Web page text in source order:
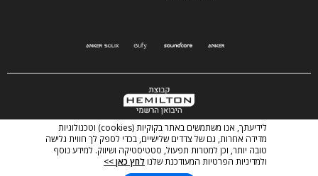
Powered by Blacknet.co.il
לידיעתך, אנו משתמשים באתר בקוקיות (cookies) וטכנולוגיות
מדידה אחרות, גם של צדדים שלישיים, בכדי לספק לך חווית גלישה
טובה יותר, וכן למטרות תפעול, סטטיסטיקה ושיווק. למידע נוסף
ולמדיניות הפרטיות המעודכנת שלנו לחץ כאן >>